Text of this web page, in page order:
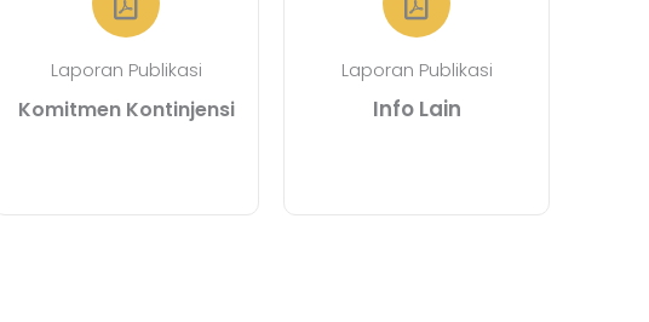
Laporan Publikasi
Komitmen Kontinjensi
Laporan Publikasi
Info Lain